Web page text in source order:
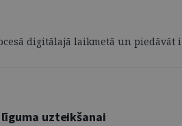
digitālajā laikmetā un
uzteikšanai